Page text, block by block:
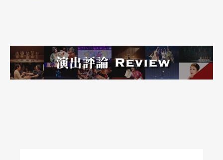
中獲得愉悅，這種愉悅感是視遊戲設計而定；以多
媒體電玩遊戲而言，玩家所獲得的快感會因為它在